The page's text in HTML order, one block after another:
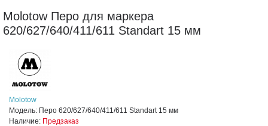
Molotow Перо для маркера
620/627/640/411/611 Standart 15 мм
Molotow
Модель: Перо 620/627/640/411/611 Standart 15 мм
Наличие: Предзаказ